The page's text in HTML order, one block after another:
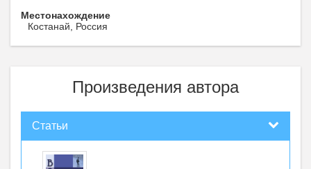
Местонахождение
Костанай, Россия
Произведения автора
Статьи